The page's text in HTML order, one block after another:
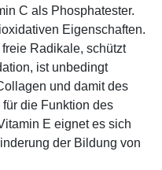
C als Phosphatester.
Eigenschaften.
Radikale, schützt
ist unbedingt
und damit des
die Funktion des
E eignet es sich
der Bildung von